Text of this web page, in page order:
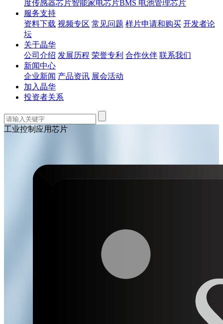
度传感器芯片智能家电芯片BMS 电池管理芯片
服务支持
资料下载 视频专区 常见问题 样片申请和购买 开发者论
坛
关于晶华
公司介绍 发展历程 荣誉专利 合作伙伴 联系我们
新闻中心
企业新闻 产品资讯 展会活动
加入晶华
投资者关系
工业控制应用芯片